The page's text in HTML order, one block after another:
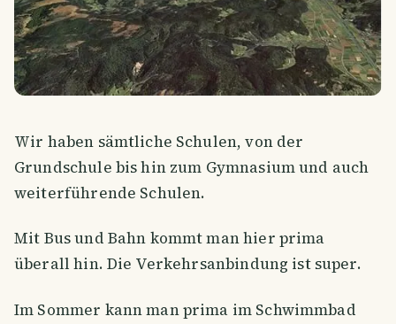
Wir haben sämtliche Schulen, von der
Grundschule bis hin zum Gymnasium und auch
weiterführende Schulen.
Mit Bus und Bahn kommt man hier prima
überall hin. Die Verkehrsanbindung ist super.
Im Sommer kann man prima im Schwimmbad